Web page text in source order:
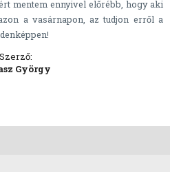
mentem ennyivel előrébb, hogy aki
a vasárnapon, az tudjon erről a
Szerző:
György